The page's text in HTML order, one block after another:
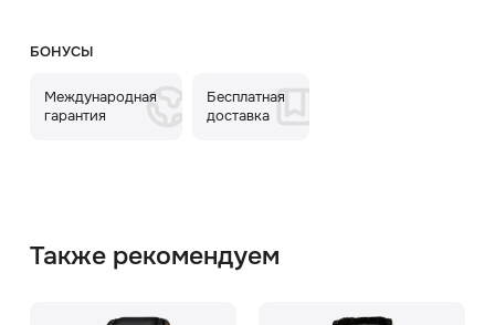
БОНУСЫ
Международная
гарантия
Бесплатная
доставка
Также рекомендуем